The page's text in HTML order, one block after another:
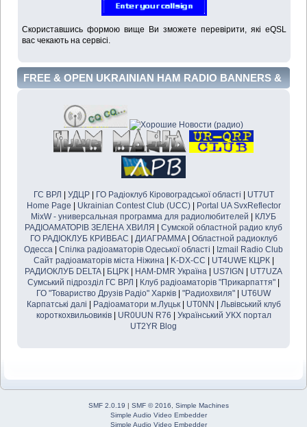
Скориставшись формою вище Ви зможете перевірити, які eQSL
вас чекають на сервісі.
FREE & OPEN UKRAINIAN HAM RADIO BANNERS &
ГС ВРЛ УДЦР| ГО Радіоклуб Кіровоградської області
UT7UT
Home Page
Ukrainian Contest Club (UCC)|
Portal UA SvxReflector
MixW - универсальная программа для радиолюбителей
КЛУБ
РАДІОАМАТОРІВ ЗЕЛЕНА ХВИЛЯ
Сумской областной радио клуб
ГО РАДІОКЛУБ КРИВБАС
ДИАГРАММA| Областной радиоклуб
Одесса
Спілка радіоаматорів Одеської області
Izmail Radio Club
Cайт радiоаматорiв мiста Нiжина| K-DX-CC UT4UWE КЦРК|
РАДИОКЛУБ DELTA| БЦРК HAM-DMR Україна US7IGN
UT7UZA
Сумський підрозділ ГС ВРЛ
Клуб радіоаматорів "Прикарпаття"
ГО "Товариство Друзів Радіо" Харків
"Радиохвиля"
UT6UW
Карпатські далі
Радіоаматори м.Луцьк| UT0NN
Львівський клуб
короткохвильовиків| UR0UUN R76
Український УКХ портал
UT2YR Blog
SMF 2.0.19 | SMF © 2016
Simple Machines
Simple Audio Video Embedder
Simple Audio Video Embedder